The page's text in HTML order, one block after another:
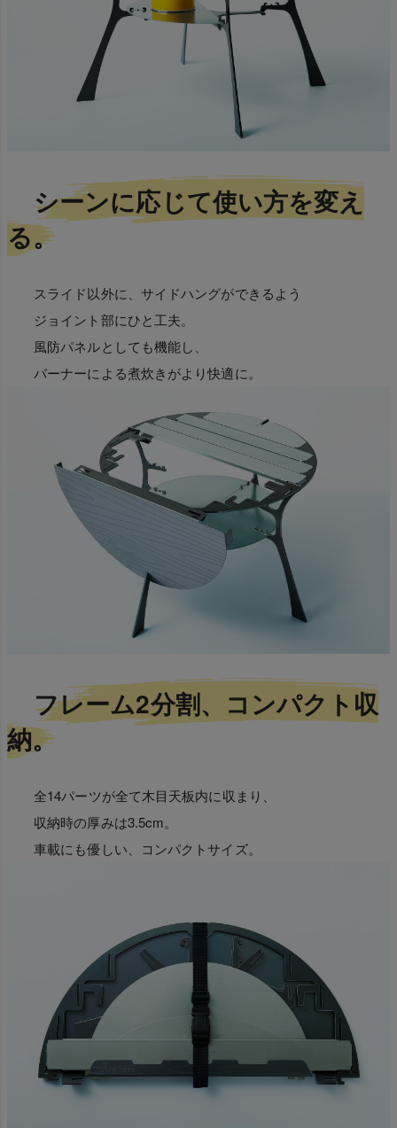
シーンに応じて使い方を変え
る。
スライド以外に、サイドハングができるよう
ジョイント部にひと工夫。
風防パネルとしても機能し、
バーナーによる煮炊きがより快適に。
フレーム2分割、コンパクト収
納。
全14パーツが全て木目天板内に収まり、
収納時の厚みは3.5cm。
車載にも優しい、コンパクトサイズ。